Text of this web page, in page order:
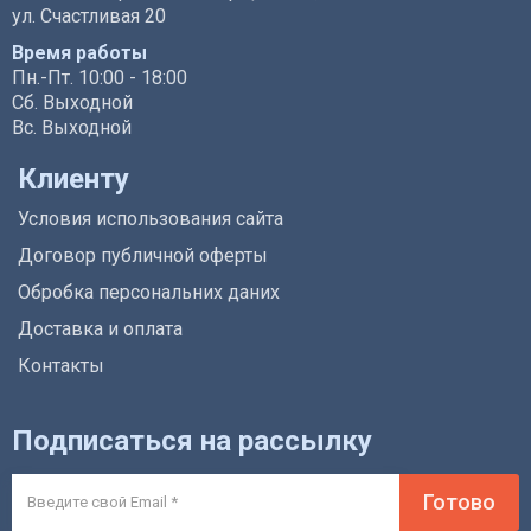
ул. Счастливая 20
Время работы
Пн.-Пт. 10:00 - 18:00
Сб. Выходной
Вс. Выходной
Клиенту
Условия использования сайта
Договор публичной оферты
Обробка персональних даних
Доставка и оплата
Контакты
Подписаться на рассылку
Готово